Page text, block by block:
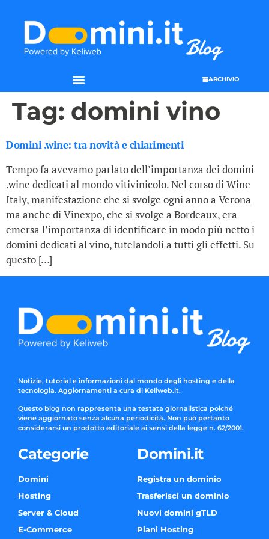
ARCHIVIO
Tag: domini vino
Domini .wine: tra novità e chiarimenti
Tempo fa avevamo parlato dell’importanza dei domini
.wine dedicati al mondo vitivinicolo. Nel corso di Wine
Italy, manifestazione che si svolge ogni anno a Verona
ma anche di Vinexpo, che si svolge a Bordeaux, era
emersa l’importanza di identificare in modo più netto i
domini dedicati al vino, tutelandoli a tutti gli effetti. Su
questo […]
Notizie, tutorial e informazioni dal mondo degli hosting e della
tecnologia. Aggiornamenti a cura di Keliweb.it.
Questo blog non rappresenta una testata giornalistica poiché
viene aggiornato senza alcuna periodicità. Non può pertanto
considerarsi un prodotto editoriale ai sensi della legge n. 62/2001.
Categorie
Domini
Hosting
Server & Cloud
E-Commerce
Domini.it
Registra un dominio
Trasferisci un dominio
Nuovi domini gTLD
Piani Hosting